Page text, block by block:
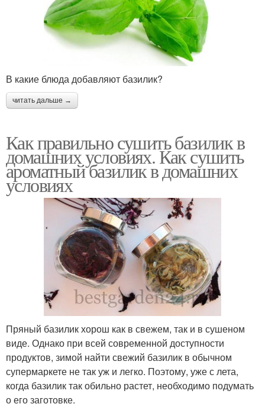
В какие блюда добавляют базилик?
читать дальше →
Как правильно сушить базилик в
домашних условиях. Как сушить
ароматный базилик в домашних
условиях
Пряный базилик хорош как в свежем, так и в сушеном
виде. Однако при всей современной доступности
продуктов, зимой найти свежий базилик в обычном
супермаркете не так уж и легко. Поэтому, уже с лета,
когда базилик так обильно растет, необходимо подумать
о его заготовке.